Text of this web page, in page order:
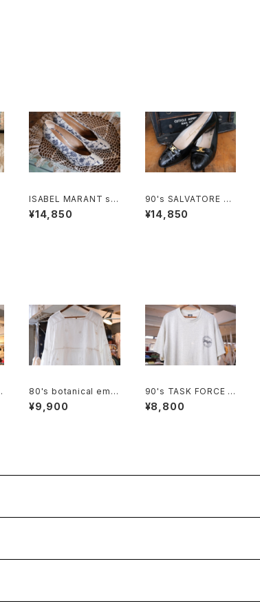
ISABEL MARANT sn
akeskin heeled Pu
mps
¥14,850
90's SALVATORE FE
RRAGAMO black en
amel buckle Pumps
¥14,850
80's botanical embr
oidered Indian cott
on pullover Blouse
¥9,900
90's TASK FORCE J
AGUAR printed Tee
"Made in U.S.A."
¥8,800